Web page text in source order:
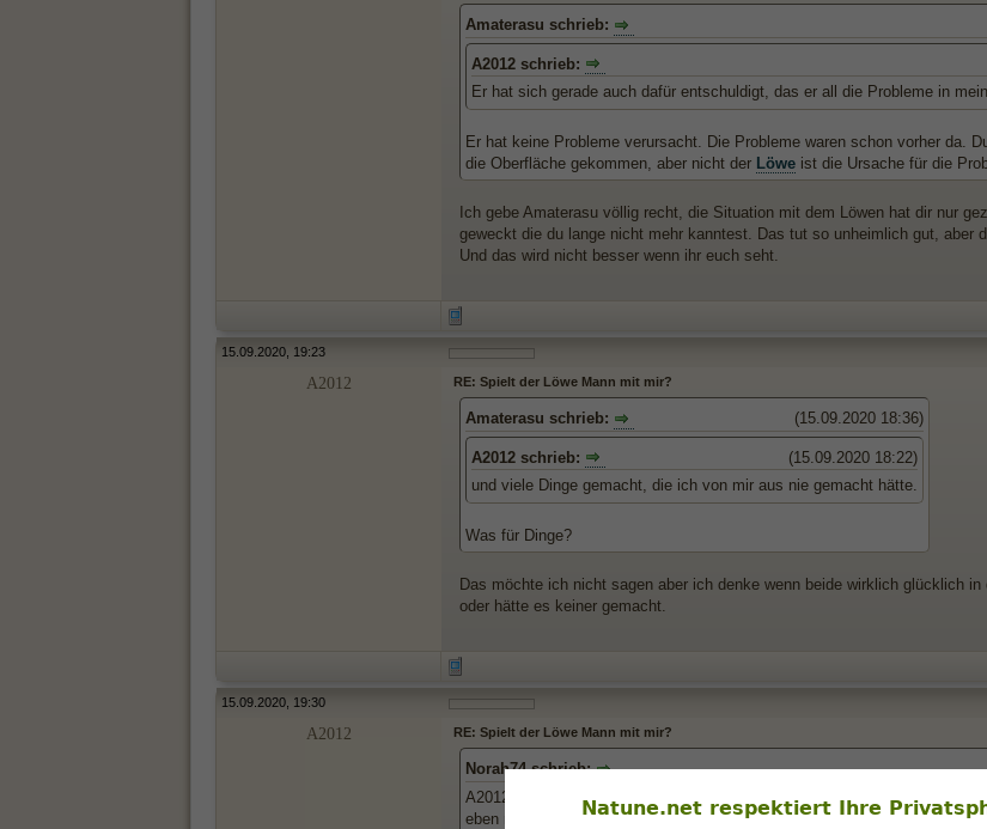
Amaterasu schrieb:
A2012 schrieb:
Er hat sich gerade auch dafür entschuldigt, das er all die Probleme in
Er hat keine Probleme verursacht. Die Probleme waren schon vorher da.
die Oberfläche gekommen, aber nicht der Löwe ist die Ursache für die
Ich gebe Amaterasu völlig recht, die Situation mit dem Löwen hat dir nur
geweckt die du lange nicht mehr kanntest. Das tut so unheimlich gut, aber
Und das wird nicht besser wenn ihr euch seht.
15.09.2020, 19:23
A2012 RE: Spielt der Löwe Mann mit mir?
(15.09.2020 18:36)
Amaterasu schrieb:
(15.09.2020 18:22)
A2012 schrieb:
und viele Dinge gemacht, die ich von mir aus nie gemacht hätte.
Was für Dinge?
Das möchte ich nicht sagen aber ich denke wenn beide wirklich glücklich
oder hätte es keiner gemacht.
15.09.2020, 19:30
A2012 RE: Spielt der Löwe Mann mit mir?
Norah74 schrieb:
A2012, du machst dir zu viele Gedanken. Der denkende Verstand kann
eben nicht aus dem Herzen kommen. Ihr habt gerne Kontakt
Natune.net respektiert Ihre